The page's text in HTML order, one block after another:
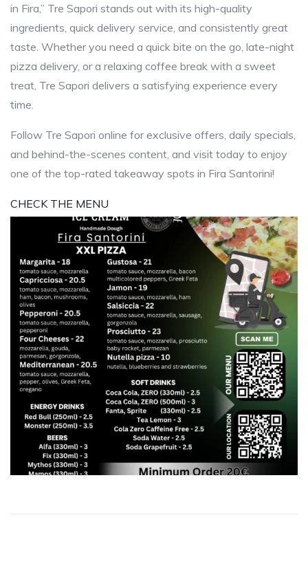
in Fira,” Tre Sapori stands out with its high-quality
ingredients, quick delivery service, and consistently great
taste. Whether you need a quick bite on the go, late-night
pizza delivery, or a relaxing coffee break with a sweet
treat, Tre Sapori delivers a satisfying experience every
time.
Follow Tre Sapori online for exclusive offers, daily specials,
and behind-the-scenes content, and visit today to enjoy
one of the top-rated takeaway spots in Fira Santorini!
CHECK THE MENU